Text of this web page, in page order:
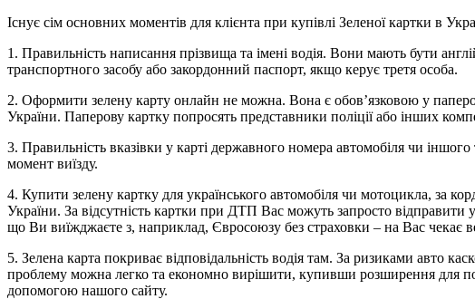
Існує сім основних моментів для клієнта при купівлі Зеленої картки в
1. Правильність написання прізвища та імені водія. Вони мають бути
транспортного засобу або закордонний паспорт, якщо керує третя особа.
2. Оформити зелену карту онлайн не можна. Вона є обов’язковою у
України. Паперову картку попросять представники поліції або інших
3. Правильність вказівки у карті державного номера автомобіля чи
момент виїзду.
4. Купити зелену картку для українського автомобіля чи мотоцикла, за
України. За відсутність картки при ДТП Вас можуть запросто відправити
що Ви виїжджаєте з, наприклад, Євросоюзу без страховки – на Вас чекає
5. Зелена карта покриває відповідальність водія там. За ризиками авто
проблему можна легко та економно вирішити, купивши розширення для
допомогою нашого сайту.